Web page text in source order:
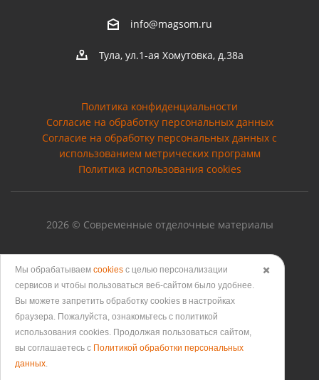
info@magsom.ru
Тула, ул.1-ая Хомутовка, д.38а
Политика конфиденциальности
Согласие на обработку персональных данных
Cогласие на обработку персональных данных с
использованием метрических программ
Политика использования cookies
2026 © Современные отделочные материалы
Версия для печати
✖️
Мы обрабатываем cookies с целью персонализации
сервисов и чтобы пользоваться веб-сайтом было удобнее.
Вы можете запретить обработку сookies в настройках
браузера. Пожалуйста, ознакомьтесь с политикой
использования cookies. Продолжая пользоваться сайтом,
вы соглашаетесь с Политикой обработки персональных
данных.